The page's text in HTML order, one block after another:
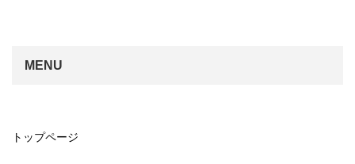
MENU
トップページ